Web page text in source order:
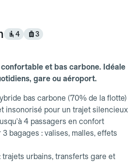
4 3
et bas carbone. Idéale
gare ou aéroport.
bas carbone (70% de la flotte)
insonorisé pour un trajet silencieux
4 passagers en confort
bagages : valises, malles, effets
trajets urbains, transferts gare et